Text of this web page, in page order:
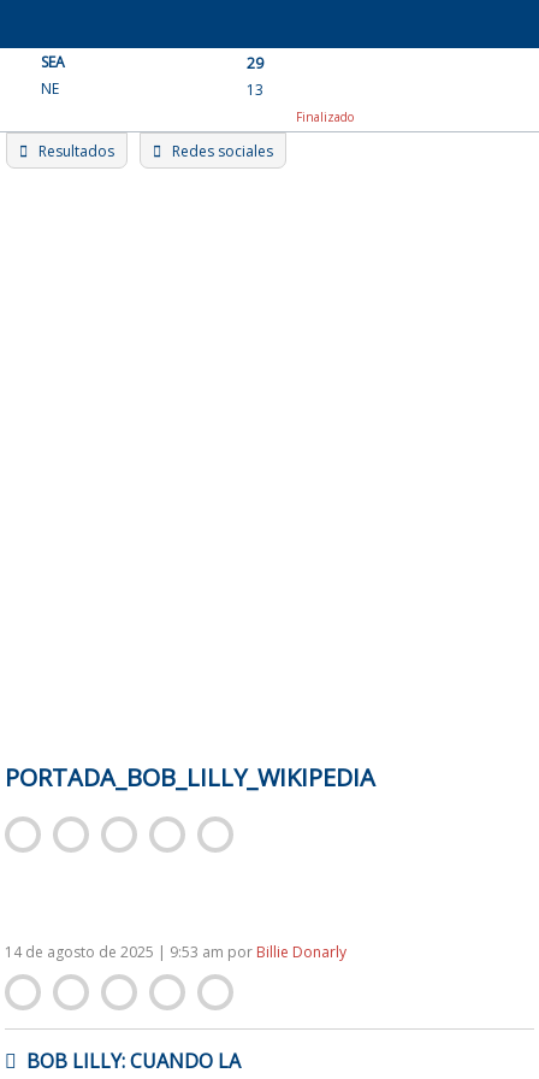
content
SEA
29
NE
13
Finalizado
Resultados Redes sociales
PORTADA_BOB_LILLY_WIKIPEDIA
14 de agosto de 2025 | 9:53 am por Billie Donarly
DEBOB LILLY: CUANDO LA